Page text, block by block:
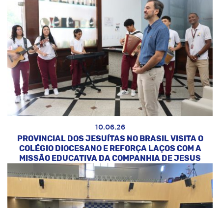
10.06.26
PROVINCIAL DOS JESUÍTAS NO BRASIL VISITA O
COLÉGIO DIOCESANO E REFORÇA LAÇOS COM A
MISSÃO EDUCATIVA DA COMPANHIA DE JESUS